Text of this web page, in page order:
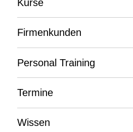
Kurse
Firmenkunden
Personal Training
Termine
Wissen